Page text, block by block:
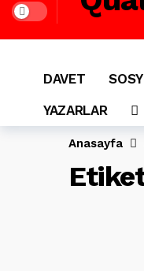
Dark mode
DAVET
YAZARLAR
Anasayfa